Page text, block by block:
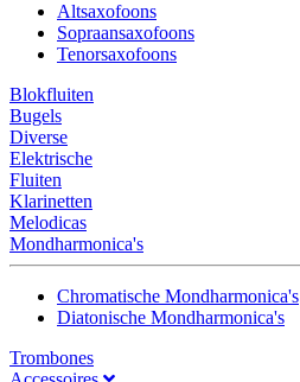
Altsaxofoons
Sopraansaxofoons
Tenorsaxofoons
Blokfluiten
Bugels
Diverse
Elektrische
Fluiten
Klarinetten
Melodicas
Mondharmonica's
Chromatische Mondharmonica's
Diatonische Mondharmonica's
Trombones